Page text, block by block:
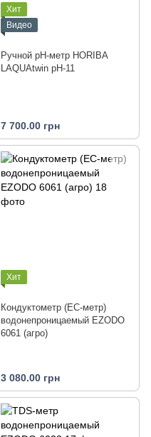
Хит
Видео
Ручной рН-метр HORIBA
LAQUAtwin pH-11
7 700.00 грн
Хит
Кондуктометр (EC-метр)
водонепроницаемый EZODO
6061 (агро)
3 080.00 грн